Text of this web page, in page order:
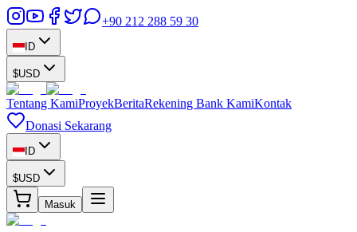
+90 212 288 59 30
ID
$USD
Tentang KamiProyekBeritaRekening Bank KamiKontak
Donasi Sekarang
ID
$USD
Masuk